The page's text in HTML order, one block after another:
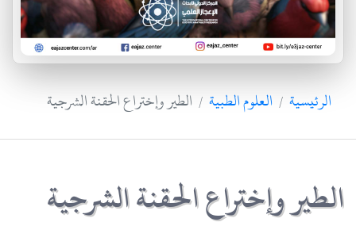
الرئيسية العلوم الطبية الطير وإختراع الحقنة الشرجية
الطير وإختراع الحقنة الشرجية